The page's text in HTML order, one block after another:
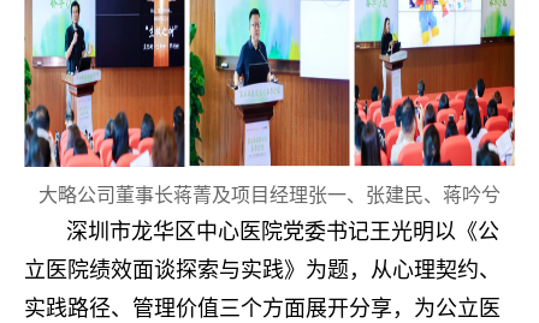
大略公司董事长蒋菁及项目经理张一、张建民、蒋吟兮
深圳市龙华区中心医院党委书记王光明以《公
立医院绩效面谈探索与实践》为题，从心理契约、
实践路径、管理价值三个方面展开分享，为公立医